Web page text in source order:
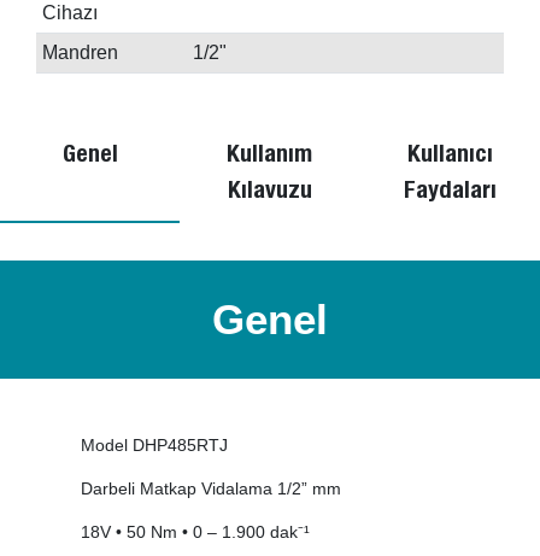
Cihazı
Mandren 1/2"
Genel
Kullanım
Kılavuzu
Kullanıcı
Faydaları
Genel
Model DHP485RTJ
Darbeli Matkap Vidalama 1/2” mm
18V • 50 Nm • 0 – 1.900 dak⁻¹